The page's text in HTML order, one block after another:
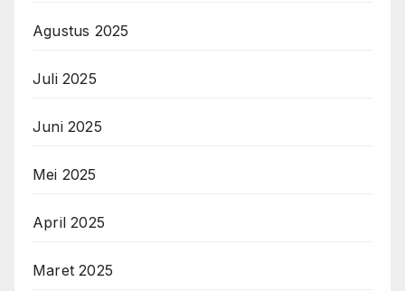
Agustus 2025
Juli 2025
Juni 2025
Mei 2025
April 2025
Maret 2025